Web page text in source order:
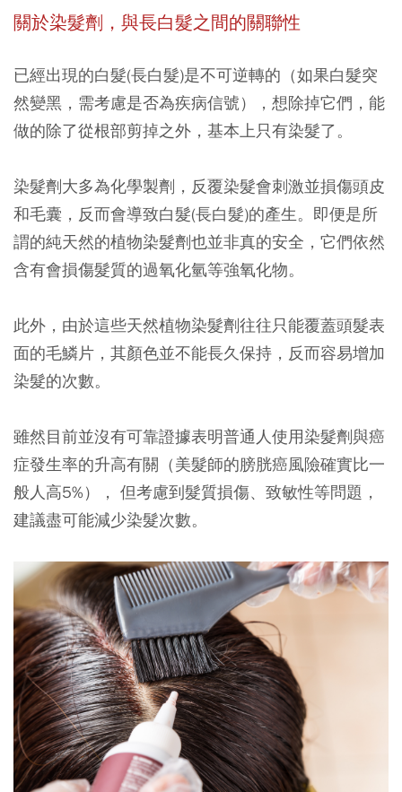
關於染髮劑，與長白髮之間的關聯性
已經出現的白髮(長白髮)是不可逆轉的（如果白髮突
然變黑，需考慮是否為疾病信號），想除掉它們，能
做的除了從根部剪掉之外，基本上只有染髮了。
染髮劑大多為化學製劑，反覆染髮會刺激並損傷頭皮
和毛囊，反而會導致白髮(長白髮)的產生。即便是所
謂的純天然的植物染髮劑也並非真的安全，它們依然
含有會損傷髮質的過氧化氫等強氧化物。
此外，由於這些天然植物染髮劑往往只能覆蓋頭髮表
面的毛鱗片，其顏色並不能長久保持，反而容易增加
染髮的次數。
雖然目前並沒有可靠證據表明普通人使用染髮劑與癌
症發生率的升高有關（美髮師的膀胱癌風險確實比一
般人高5%）， 但考慮到髮質損傷、致敏性等問題，
建議盡可能減少染髮次數。